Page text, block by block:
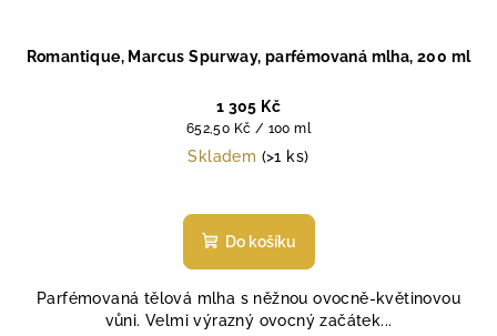
Romantique, Marcus Spurway, parfémovaná mlha, 200 ml
1 305 Kč
Měrná
cena:
652,50 Kč / 100 ml
Skladem (>1 ks)
hodnocení
produktu
z
5
Do košíku
Parfémovaná tělová mlha s něžnou ovocně-květinovou
vůni. Velmi výrazný ovocný začátek...